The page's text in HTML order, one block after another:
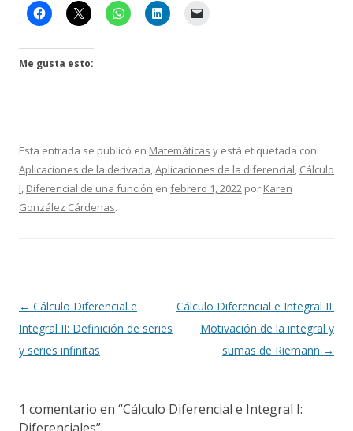
Me gusta esto:
Esta entrada se publicó en Matemáticas y está etiquetada con
Aplicaciones de la derivada,Aplicaciones de la diferencial, Cálculo
I, Diferencial de una función en febrero 1, 2022 por Karen
González Cárdenas.
Navegación
de
entradas
← Cálculo Diferencial e
Integral II: Definición de series
y series infinitas
Cálculo Diferencial e Integral II:
Motivación de la integral y
sumas de Riemann →
1 comentario en “Cálculo Diferencial e Integral I: